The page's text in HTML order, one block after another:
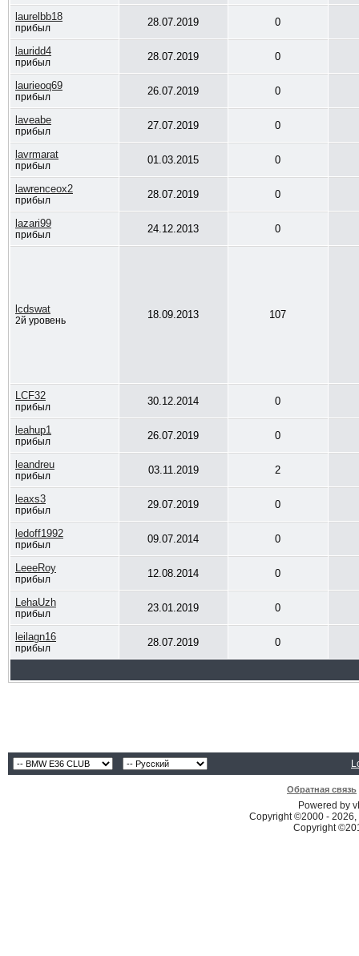
laurelbb18
прибыл 28.07.2019 0
lauridd4
прибыл 28.07.2019 0
laurieoq69
прибыл 26.07.2019 0
laveabe
прибыл 27.07.2019 0
lavrmarat
прибыл 01.03.2015 0
lawrenceox2
прибыл 28.07.2019 0
lazari99
прибыл 24.12.2013 0
lcdswat
2й уровень 18.09.2013 107
LCF32
прибыл 30.12.2014 0
leahup1
прибыл 26.07.2019 0
leandreu
прибыл 03.11.2019 2
leaxs3
прибыл 29.07.2019 0
ledoff1992
прибыл 09.07.2014 0
LeeeRoy
прибыл 12.08.2014 0
LehaUzh
прибыл 23.01.2019 0
leilagn16
прибыл 28.07.2019 0
Обратная связь
Powered by
Copyright ©2000 -
Copyright